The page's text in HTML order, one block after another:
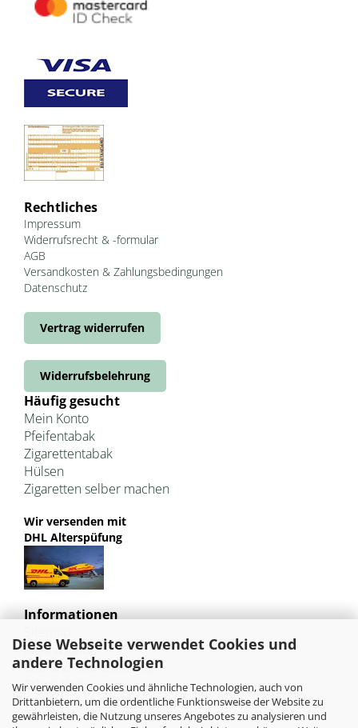
Diese Webseite verwendet Cookies und
andere Technologien
Wir verwenden Cookies und ähnliche Technologien, auch von
Drittanbietern, um die ordentliche Funktionsweise der Website zu
gewährleisten, die Nutzung unseres Angebotes zu analysieren und
Rechtliches
Impressum
Widerrufsrecht & -formular
AGB
Versandkosten & Zahlungsbedingungen
Datenschutz
Vertrag widerrufen
Widerrufsbelehrung
Häufig gesucht
Mein Konto
Pfeifentabak
Zigarettentabak
Hülsen
Zigaretten selber machen
Wir versenden mit
DHL Alterspüfung
Informationen
Jugendschutz
Bild und Markenrechte
Tabak Pedia
Weiterleitung von HU-Tobacco